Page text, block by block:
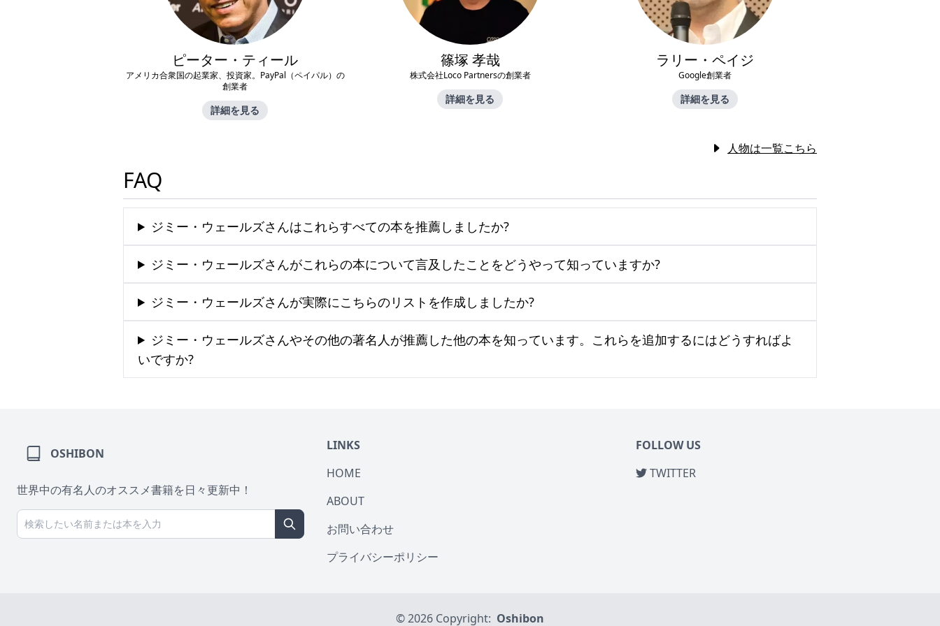
ピーター・ティール
アメリカ合衆国の起業家、投資家。PayPal（ペイパル）の
創業者
詳細を見る
篠塚 孝哉
株式会社Loco Partnersの創業者
詳細を見る
ラリー・ペイジ
Google創業者
詳細を見る
人物は一覧こちら
FAQ
ジミー・ウェールズさんはこれらすべての本を推薦しましたか?
ジミー・ウェールズさんがこれらの本について言及したことをどうやって知っていますか?
ジミー・ウェールズさんが実際にこちらのリストを作成しましたか?
ジミー・ウェールズさんやその他の著名人が推薦した他の本を知っています。これらを追加するにはどうすればよ
いですか?
OSHIBON
世界中の有名人のオススメ書籍を日々更新中！
LINKS
HOME
ABOUT
お問い合わせ
プライバシーポリシー
FOLLOW US
TWITTER
© 2026 Copyright: Oshibon